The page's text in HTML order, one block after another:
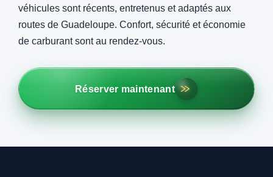
véhicules sont récents, entretenus et adaptés aux
routes de Guadeloupe. Confort, sécurité et économie
de carburant sont au rendez-vous.
Réserver maintenant